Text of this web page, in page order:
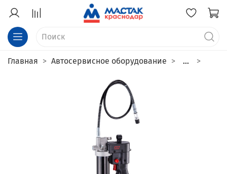
Главная Автосервисное оборудование ...